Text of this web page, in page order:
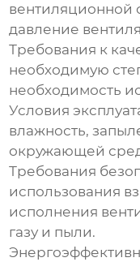
вентиляционной
давление
Требования к
необходимую
необходимость
Условия
влажность,
окружающей
Требования
использования
исполнения
газу и пыли.